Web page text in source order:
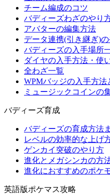
チーム編成のコツ
バディーズわざのやり
アバターの編集方法
データ連携(引き継ぎ)
バディーズの入手場所
ダイヤの入手方法・使
全わざ一覧
WPMバッジの入手方法
ミュージックコインの
バディーズ育成
バディーズの育成方法
レベルの効率的な上げ
ゲンカイ突破のやり方
進化とメガシンカの方
進化におすすめのポケ
英語版ポケマス攻略